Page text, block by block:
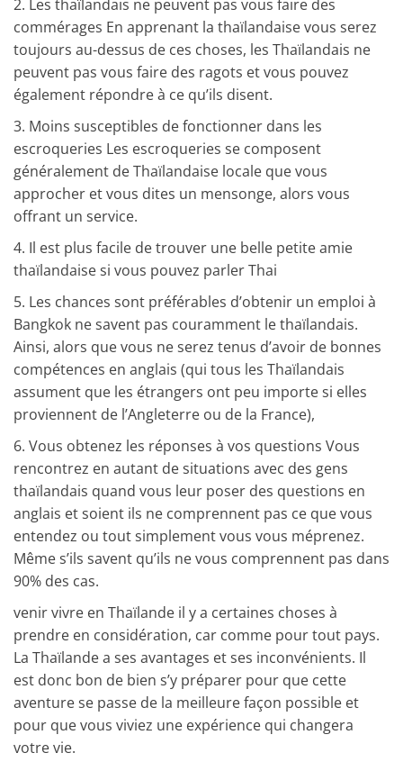
2. Les thaïlandais ne peuvent pas vous faire des
commérages En apprenant la thaïlandaise vous serez
toujours au-dessus de ces choses, les Thaïlandais ne
peuvent pas vous faire des ragots et vous pouvez
également répondre à ce qu’ils disent.
3. Moins susceptibles de fonctionner dans les
escroqueries Les escroqueries se composent
généralement de Thaïlandaise locale que vous
approcher et vous dites un mensonge, alors vous
offrant un service.
4. Il est plus facile de trouver une belle petite amie
thaïlandaisesi vous pouvez parler Thai
5. Les chances sont préférables d’obtenir un emploi à
Bangkok ne savent pas couramment le thaïlandais.
Ainsi, alors que vous ne serez tenus d’avoir de bonnes
compétences en anglais (qui tous les Thaïlandais
assument que les étrangers ont peu importe si elles
proviennent de l’Angleterre ou de la France),
6. Vous obtenez les réponses à vos questions Vous
rencontrez en autant de situations avec des gens
thaïlandais quand vous leur poser des questions en
anglais et soient ils ne comprennent pas ce que vous
entendez ou tout simplement vous vous méprenez.
Même s’ils savent qu’ils ne vous comprennent pas dans
90% des cas.
venir vivre en Thaïlande il y a certaines choses à
prendre en considération, car comme pour tout pays.
La Thaïlande a ses avantages et ses inconvénients. Il
est donc bon de bien s’y préparer pour que cette
aventure se passe de la meilleure façon possible et
pour que vous viviez une expérience qui changera
votre vie.